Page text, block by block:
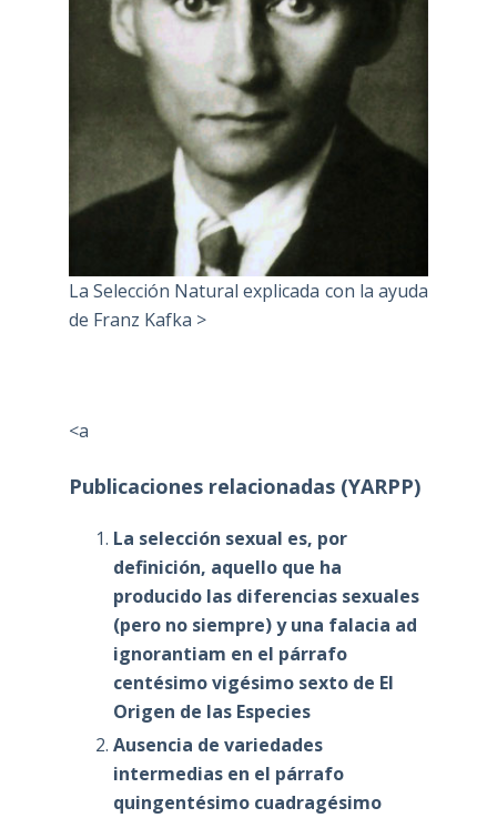
La Selección Natural explicada con la ayuda
de Franz Kafka >
<a
Publicaciones relacionadas (YARPP)
La selección sexual es, por
definición, aquello que ha
producido las diferencias sexuales
(pero no siempre) y una falacia ad
ignorantiam en el párrafo
centésimo vigésimo sexto de El
Origen de las Especies
Ausencia de variedades
intermedias en el párrafo
quingentésimo cuadragésimo